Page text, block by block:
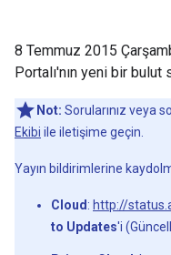
8 Temmuz 2015
Portalı'nın yeni bir bulut
Not: Sorularınız veya
Ekibi ile iletişime geçin.
Yayın bildirimlerine
Cloud : http://
to Updates'i